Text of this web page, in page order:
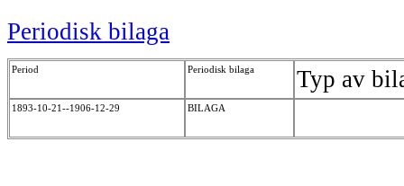
Periodisk bilaga
Period Periodisk bilaga Typ av
1893-10-21--1906-12-29 BILAGA